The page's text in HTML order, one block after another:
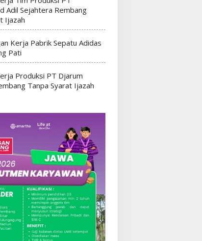
Adil Sejahtera Rembang
Ijazah
Kerja Pabrik Sepatu Adidas
Pati
Produksi PT Djarum
Tanpa Syarat Ijazah